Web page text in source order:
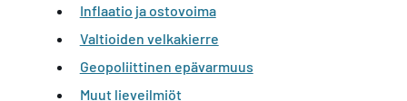
Inflaatio ja ostovoima
Valtioiden velkakierre
Geopoliittinen epävarmuus
Muut lieveilmiöt